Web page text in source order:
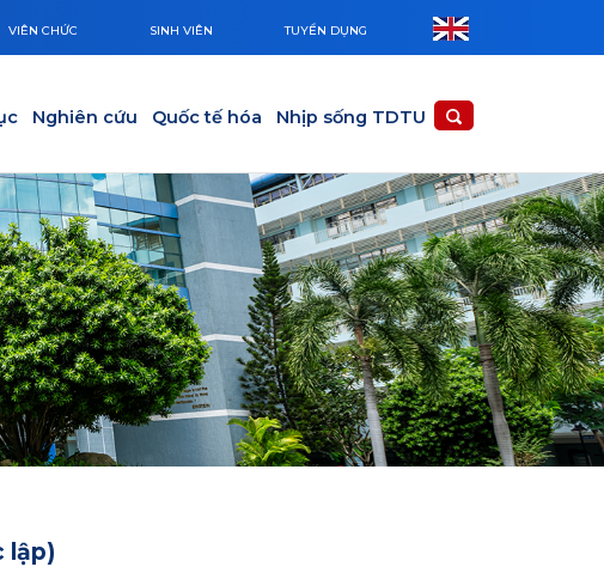
VIÊN CHỨC SINH VIÊN TUYỂN DỤNG
Nghiên cứu Quốc tế hóa Nhịp sống TDTU
lập)